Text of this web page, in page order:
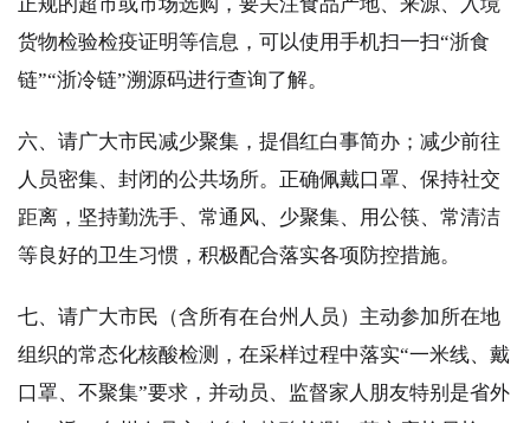
货物检验检疫证明等信息，可以使用手机扫一扫“浙食
链”“浙冷链”溯源码进行查询了解。
六、请广大市民减少聚集，提倡红白事简办；减少前往
人员密集、封闭的公共场所。正确佩戴口罩、保持社交
距离，坚持勤洗手、常通风、少聚集、用公筷、常清洁
等良好的卫生习惯，积极配合落实各项防控措施。
七、请广大市民（含所有在台州人员）主动参加所在地
组织的常态化核酸检测，在采样过程中落实“一米线、戴
口罩、不聚集”要求，并动员、监督家人朋友特别是省外